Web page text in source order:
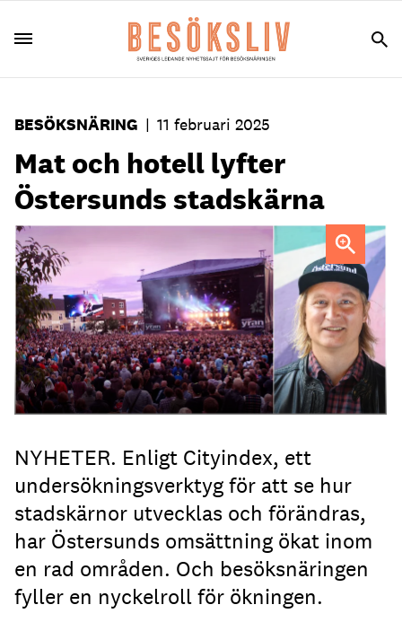
BESÖKSNÄRING | 11 februari 2025
Mat och hotell lyfter
Östersunds stadskärna
Evenemang som Storsjöyran lockar till Östersund Calle
Hedman
NYHETER. Enligt Cityindex, ett
undersökningsverktyg för att se hur
stadskärnor utvecklas och förändras,
har Östersunds omsättning ökat inom
en rad områden. Och besöksnäringen
fyller en nyckelroll för ökningen.